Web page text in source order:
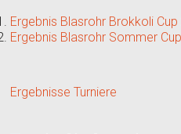
Ergebnis Blasrohr Brokkoli
Ergebnis Blasrohr Sommer
Ergebnisse Turniere